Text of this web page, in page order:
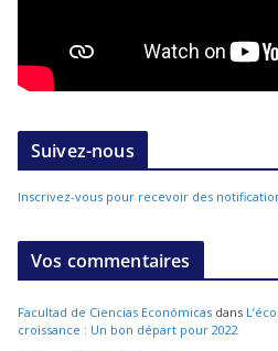
Suivez-nous
Inscrivez-vous pour recevoir des
Vos commentaires
Facultad de Ciencias Económicas dans
croissance : Un bon départ pour 2022